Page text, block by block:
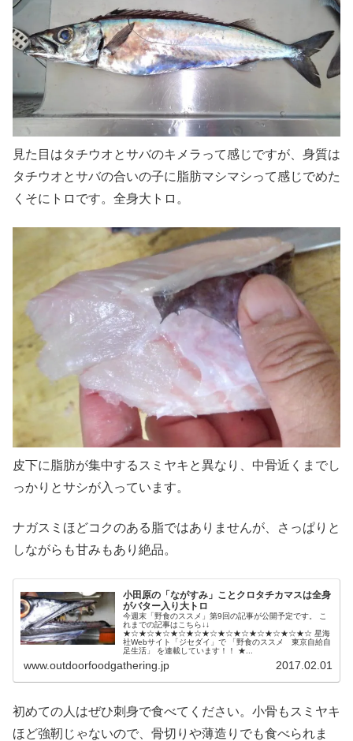
見た目はタチウオとサバのキメラって感じですが、身質は
タチウオとサバの合いの子に脂肪マシマシって感じでめた
くそにトロです。全身大トロ。
皮下に脂肪が集中するスミヤキと異なり、中骨近くまでし
っかりとサシが入っています。
ナガスミほどコクのある脂ではありませんが、さっぱりと
しながらも甘みもあり絶品。
小田原の「ながすみ」ことクロタチカマスは全身
がバター入り大トロ
今週末「野食のススメ」第9回の記事が公開予定です。 こ
れまでの記事はこちら↓↓
★☆★☆★☆★☆★☆★☆★☆★☆★☆★☆★☆★☆ 星海
社Webサイト「ジセダイ」で 「野食のススメ 東京自給自
足生活」 を連載しています！！ ★...
www.outdoorfoodgathering.jp 2017.02.01
初めての人はぜひ刺身で食べてください。小骨もスミヤキ
ほど強靭じゃないので、骨切りや薄造りでも食べられま